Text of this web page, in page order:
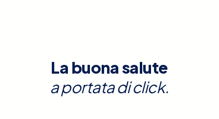
La buona salute
a portata di click.